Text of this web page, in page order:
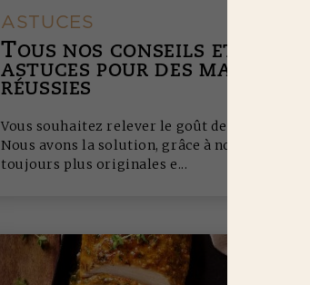
ASTUCES
TOUS NOS CONSEILS ET
ASTUCES POUR DES MARINADES
RÉUSSIES
Vous souhaitez relever le goût de vos plats ?
Nous avons la solution, grâce à nos marinades
toujours plus originales e...